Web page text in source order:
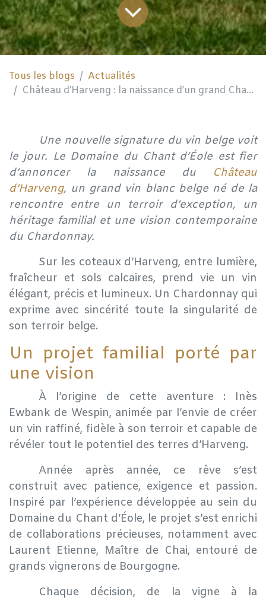
Tous les blogs
Actualités
Château d’Harveng : la naissance d’un grand Chardonnay belge
​Une nouvelle signature du vin belge voit
le jour. Le Domaine du Chant d’Éole est fier
d’annoncer la naissance du
Château
d’Harveng, un grand vin blanc belge né de la
rencontre entre un terroir d’exception, un
héritage familial et une vision contemporaine
du Chardonnay.
​Sur les coteaux d’Harveng, entre lumière,
fraîcheur et sols calcaires, prend vie un vin
élégant, précis et lumineux. Un Chardonnay qui
exprime avec sincérité toute la singularité de
son terroir belge.
Un projet familial porté par
une vision
​À l’origine de cette aventure : Inès
Ewbank de Wespin, animée par l’envie de créer
un vin raffiné, fidèle à son terroir et capable de
révéler tout le potentiel des terres d’Harveng.
​Année après année, ce rêve s’est
construit avec patience, exigence et passion.
Inspiré par l’expérience développée au sein du
Domaine du Chant d’Éole, le projet s’est enrichi
de collaborations précieuses, notamment avec
Laurent Etienne, Maître de Chai, entouré de
grands vignerons de Bourgogne.
​Chaque décision, de la vigne à la